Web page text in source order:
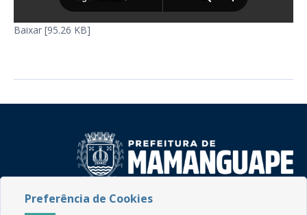
Baixar [95.26 KB]
Rua do Imperador, 78, Centro
Preferência de Cookies